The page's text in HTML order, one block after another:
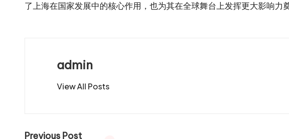
了上海在国家发展中的核心作用，也为其在全球舞台上发挥更大影响力
admin
View All Posts
Previous Post